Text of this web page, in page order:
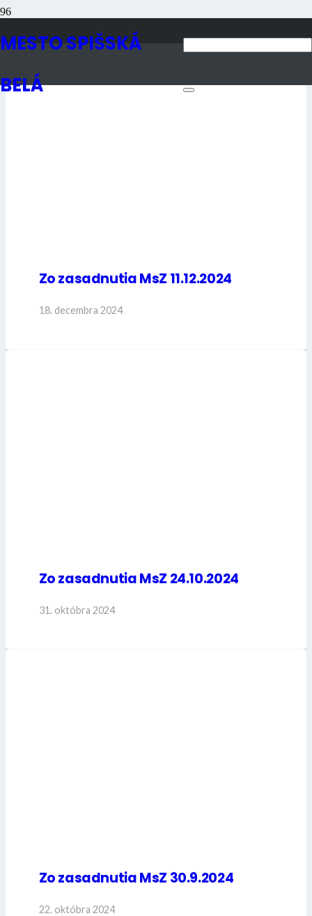
MESTO SPIŠSKÁ
BELÁ
Zasadnutia MsZ
Zo zasadnutia MsZ 11.12.2024
18. decembra 2024
Zo zasadnutia MsZ 24.10.2024
31. októbra 2024
Zo zasadnutia MsZ 30.9.2024
22. októbra 2024